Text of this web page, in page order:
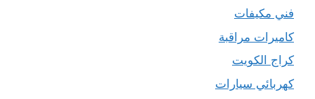
فني مكيفات
كاميرات مراقبة
كراج الكويت
كهربائي سيارات